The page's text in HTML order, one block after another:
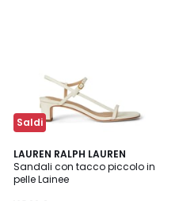
Saldi
LAUREN RALPH LAUREN
Sandali con tacco piccolo in
pelle Lainee
5
/
5
2
Colori